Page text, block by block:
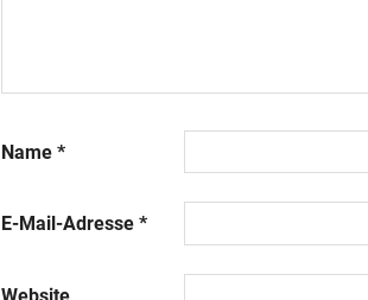
Name *
E-Mail-Adresse *